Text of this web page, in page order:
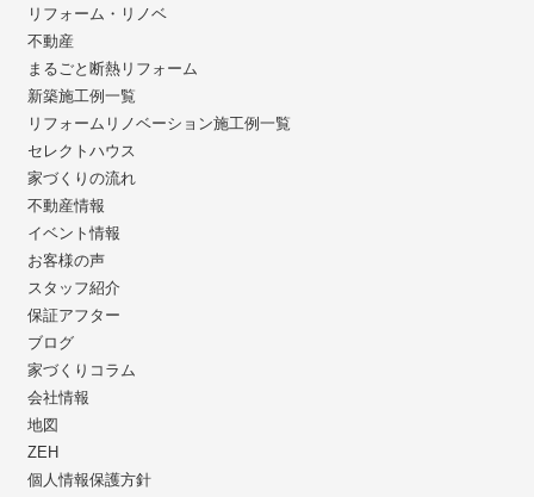
リフォーム・リノベ
不動産
まるごと断熱リフォーム
新築施工例一覧
リフォームリノベーション施工例一覧
セレクトハウス
家づくりの流れ
不動産情報
イベント情報
お客様の声
スタッフ紹介
保証アフター
ブログ
家づくりコラム
会社情報
地図
ZEH
個人情報保護方針